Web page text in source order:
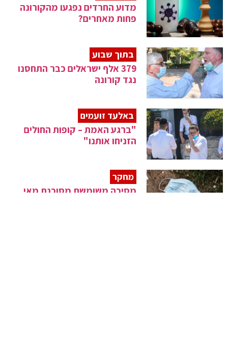
מדוע החרדים נפגעו מהקורונה
פחות מאחרים?
בתוך שבוע
379 אלף ישראלים כבר התחסנו
נגד קורונה
באלעד זועמים
"ברגע האמת – קופות החולים
הזניחו אותנו"
מחקר
מסיכה משומשת מסוכנת מאי